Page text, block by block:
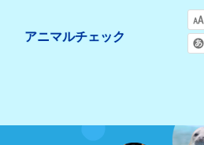
アニマルチェック